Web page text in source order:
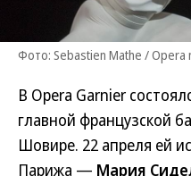
Фото: Sebastien Mathe / Opera
В Opera Garnier
главной французской
Шовире. 22 апреля ей
Парижа — Мария